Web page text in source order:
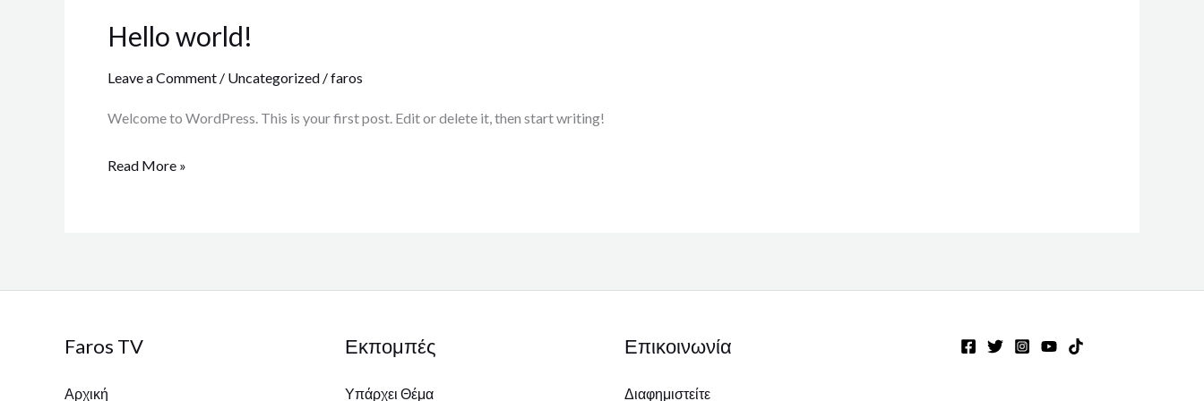
Hello world!
Leave a Comment / Uncategorized /faros
Welcome to WordPress. This is your first post. Edit or delete it, then start writing!
Hello
Read More »
Faros TV
Αρχική
Εκπομπές
Υπάρχει Θέμα
Επικοινωνία
Διαφημιστείτε